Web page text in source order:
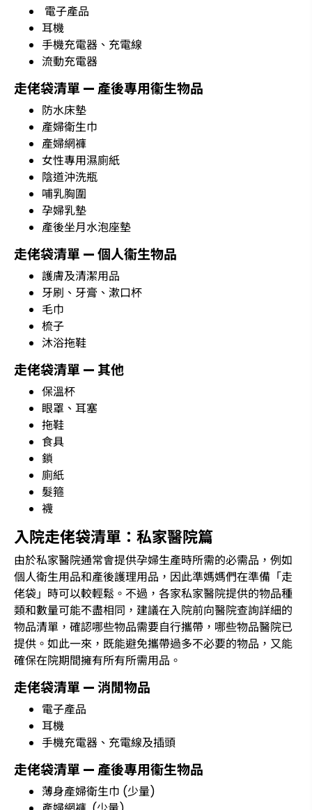
電子產品
耳機
手機充電器、充電線
流動充電器
走佬袋清單 — 產後專用衞生物品
防水床墊
產婦衛生巾
產婦網褲
女性專用濕廁紙
陰道沖洗瓶
哺乳胸圍
孕婦乳墊
產後坐月水泡座墊
走佬袋清單 — 個人衞生物品
護膚及清潔用品
牙刷、牙膏、漱口杯
毛巾
梳子
沐浴拖鞋
走佬袋清單 — 其他
保溫杯
眼罩、耳塞
拖鞋
食具
鎖
廁紙
髮箍
襪
入院走佬袋清單：私家醫院篇
由於私家醫院通常會提供孕婦生產時所需的必需品，例如
個人衛生用品和產後護理用品，因此準媽媽們在準備「走
佬袋」時可以較輕鬆。不過，各家私家醫院提供的物品種
類和數量可能不盡相同，建議在入院前向醫院查詢詳細的
物品清單，確認哪些物品需要自行攜帶，哪些物品醫院已
提供。如此一來，既能避免攜帶過多不必要的物品，又能
確保在院期間擁有所有所需用品。
走佬袋清單 — 消閒物品
電子產品
耳機
手機充電器、充電線及插頭
走佬袋清單 — 產後專用衞生物品
薄身產婦衛生巾 (少量)